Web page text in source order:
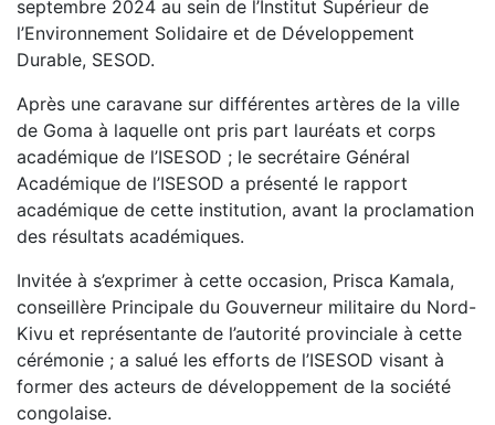
septembre 2024 au sein de l’Institut Supérieur de
l’Environnement Solidaire et de Développement
Durable, SESOD.
Après une caravane sur différentes artères de la ville
de Goma à laquelle ont pris part lauréats et corps
académique de l’ISESOD ; le secrétaire Général
Académique de l’ISESOD a présenté le rapport
académique de cette institution, avant la proclamation
des résultats académiques.
Invitée à s’exprimer à cette occasion, Prisca Kamala,
conseillère Principale du Gouverneur militaire du Nord-
Kivu et représentante de l’autorité provinciale à cette
cérémonie ; a salué les efforts de l’ISESOD visant à
former des acteurs de développement de la société
congolaise.